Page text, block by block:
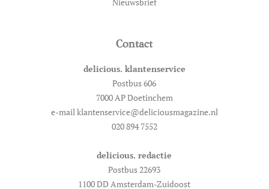
Contact
delicious. klantenservice
Postbus 606
7000 AP Doetinchem
e-mail klantenservice@deliciousmagazine.nl
020 894 7552
delicious. redactie
Postbus 22693
1100 DD Amsterdam-Zuidoost